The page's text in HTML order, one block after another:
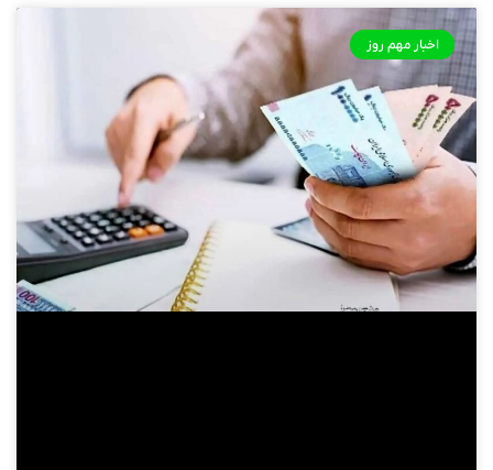
اخبار مهم روز